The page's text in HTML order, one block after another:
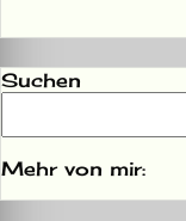
Suchen
Mehr von mir: